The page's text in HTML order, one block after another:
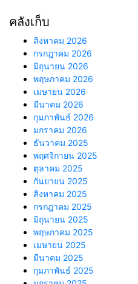
คลังเก็บ
สิงหาคม 2026
กรกฎาคม 2026
มิถุนายน 2026
พฤษภาคม 2026
เมษายน 2026
มีนาคม 2026
กุมภาพันธ์ 2026
มกราคม 2026
ธันวาคม 2025
พฤศจิกายน 2025
ตุลาคม 2025
กันยายน 2025
สิงหาคม 2025
กรกฎาคม 2025
มิถุนายน 2025
พฤษภาคม 2025
เมษายน 2025
มีนาคม 2025
กุมภาพันธ์ 2025